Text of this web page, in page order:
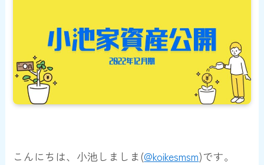
こんにちは、小池しましま(@koikesmsm)です。